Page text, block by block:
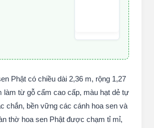
Phật có chiều dài 2,36 m, rộng 1,27
làm từ gỗ cẩm cao cấp, màu hạt dẻ tự
chắn, bền vững các cánh hoa sen và
thờ hoa sen Phật được chạm tỉ mỉ,